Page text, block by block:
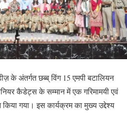
अंतर्गत छब्ब् विंग 15 एमपी बटालियन
कैडेट्स के सम्मान में एक गरिमामयी एवं
गया। इस कार्यक्रम का मुख्य उद्देश्य